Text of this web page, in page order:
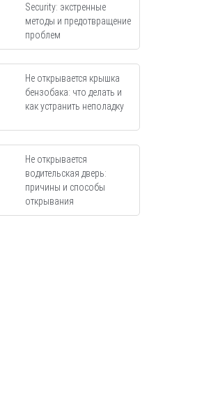
Security: экстренные
методы и предотвращение
проблем
Не открывается крышка
бензобака: что делать и
как устранить неполадку
Не открывается
водительская дверь:
причины и способы
открывания